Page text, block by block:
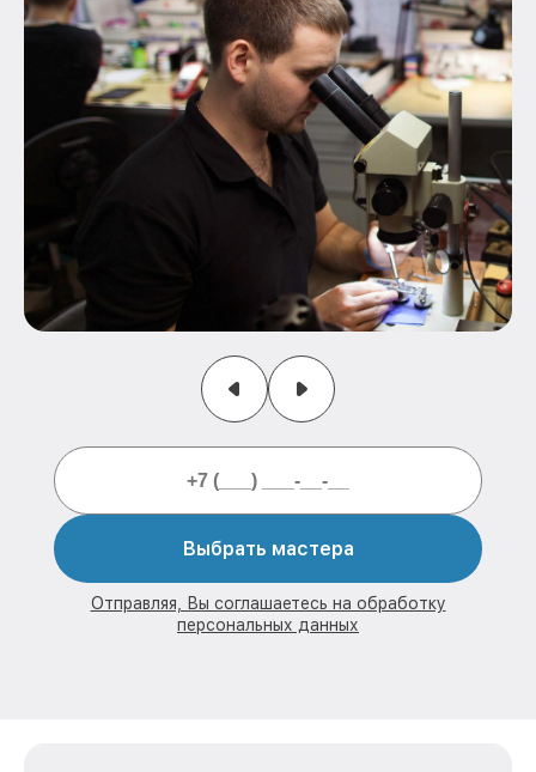
Выбрать мастера
Отправляя, Вы соглашаетесь на обработку
персональных данных